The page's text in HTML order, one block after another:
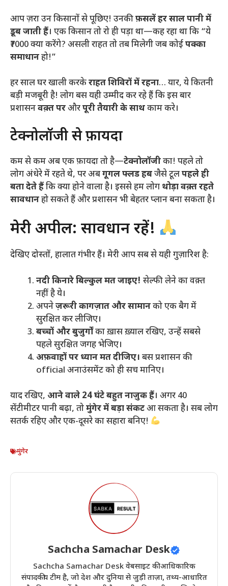
​आप ज़रा उन किसानों से पूछिए! उनकीफ़सलें हर साल पानी में
डूब जाती हैं। एक किसान तो रो ही पड़ा था—कह रहा था कि “ये
₹7000 क्या करेंगे? असली राहत तो तब मिलेगी जब कोईपक्का
समाधानहो!”
​हर साल घर खाली करकेराहत शिविरों में रहना… यार, ये कितनी
बड़ी मजबूरी है! लोग बस यही उम्मीद कर रहे हैं कि इस बार
प्रशासनवक़्त परऔरपूरी तैयारी के साथकाम करे।
​टेक्नोलॉजी से फ़ायदा
​कम से कम अब एक फ़ायदा तो है—टेक्नोलॉजीका! पहले तो
लोग अंधेरे में रहते थे, पर अबगूगल फ्लड हबजैसे टूलपहले ही
बता देते हैंकि क्या होने वाला है। इससे हम लोग थोड़ा वक़्त रहते
सावधानहो सकते हैं और प्रशासन भी बेहतर प्लान बना सकता है।
​मेरी अपील: सावधान रहें!
​देखिए दोस्तों, हालात गंभीर हैं। मेरी आप सब से यही गुज़ारिश है:
नदी किनारे बिल्कुल मत जाइए! सेल्फी लेने का वक़्त
नहीं है ये।
​अपनेज़रूरी कागज़ात और सामानको एक बैग में
सुरक्षित कर लीजिए।
बच्चों और बुज़ुर्गोंका ख़ास ख़्याल रखिए, उन्हें सबसे
पहले सुरक्षित जगह भेजिए।
अफ़वाहों पर ध्यान मत दीजिए। बस प्रशासन की
official अनाउंसमेंट को ही सच मानिए।
​याद रखिए, आने वाले 24 घंटे बहुत नाज़ुक हैं। अगर 40
सेंटीमीटर पानी बढ़ा, तोमुंगेर में बड़ा संकटआ सकता है। सब लोग
सतर्क रहिए और एक-दूसरे का सहारा बनिए!
मुंगेर
Sachcha Samachar Desk
Sachcha Samachar Desk वेबसाइट की आधिकारिक
संपादकीय टीम है, जो देश और दुनिया से जुड़ी ताज़ा, तथ्य-आधारित